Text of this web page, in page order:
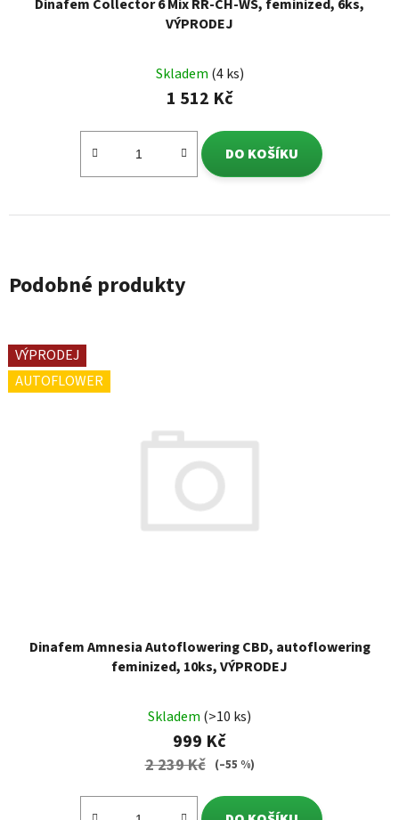
Dinafem Collector 6 Mix RR-CH-WS, feminized, 6ks,
VÝPRODEJ
Skladem (4 ks)
1 512 Kč
DO KOŠÍKU
Podobné produkty
VÝPRODEJ
AUTOFLOWER
Dinafem Amnesia Autoflowering CBD, autoflowering
feminized, 10ks, VÝPRODEJ
Skladem (>10 ks)
999 Kč
2 239 Kč (–55 %)